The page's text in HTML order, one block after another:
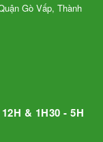
Gò Vấp, Thành
& 1H30 - 5H